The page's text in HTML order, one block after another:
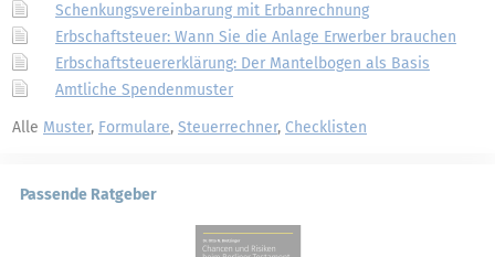
Schenkungsvereinbarung mit Erbanrechnung
Erbschaftsteuer: Wann Sie die Anlage Erwerber brauchen
Erbschaftsteuererklärung: Der Mantelbogen als Basis
Amtliche Spendenmuster
Alle Muster, Formulare, Steuerrechner, Checklisten
Passende Ratgeber